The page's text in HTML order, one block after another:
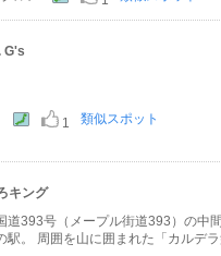
G's
1 類似スポット
キング
道393号（メープル街道393）の中
駅。 周囲を山に囲まれた「カルデ